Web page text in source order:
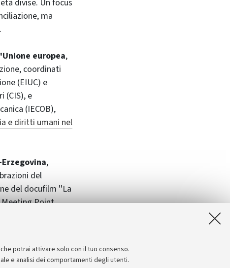
potrai attivare solo con il tuo consenso.
e analisi dei comportamenti degli utenti.
divise. Un focus
ma
europea,
coordinati
(EIUC) e
(CIS), e
(IECOB),
e diritti umani nel
,
del
del docufilm ''La
Point.